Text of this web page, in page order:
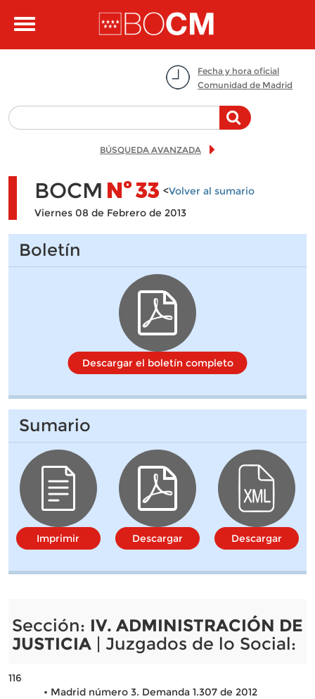
Toggle
Fecha y hora oficial
Comunidad de Madrid
BÚSQUEDA AVANZADA
BOCM Nº33 <Volver al sumario
Viernes 08 de Febrero de 2013
Boletín
Descargar el boletín completo
Sumario
Imprimir Descargar Descargar
Sección: IV. ADMINISTRACIÓN DE
JUSTICIA| Juzgados de lo Social:
116
• Madrid número 3. Demanda 1.307 de 2012